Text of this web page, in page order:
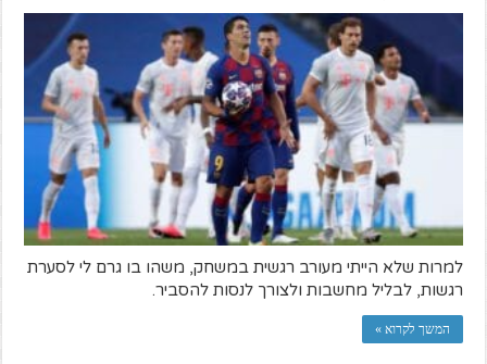
למרות שלא הייתי מעורב רגשית במשחק, משהו בו גרם לי לסערת
רגשות, לבליל מחשבות ולצורך לנסות להסביר.
המשך לקרוא »